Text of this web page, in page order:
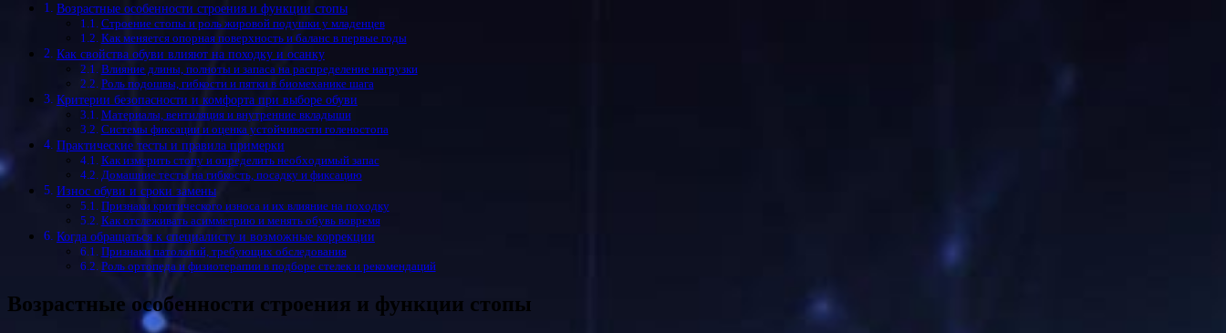
Возрастные особенности строения и функции стопы
Строение стопы и роль жировой подушки у младенцев
Как меняется опорная поверхность и баланс в первые годы
Как свойства обуви влияют на походку и осанку
Влияние длины, полноты и запаса на распределение нагрузки
Роль подошвы, гибкости и пятки в биомеханике шага
Критерии безопасности и комфорта при выборе обуви
Материалы, вентиляция и внутренние вкладыши
Системы фиксации и оценка устойчивости голеностопа
Практические тесты и правила примерки
Как измерить стопу и определить необходимый запас
Домашние тесты на гибкость, посадку и фиксацию
Износ обуви и сроки замены
Признаки критического износа и их влияние на походку
Как отслеживать асимметрию и менять обувь вовремя
Когда обращаться к специалисту и возможные коррекции
Признаки патологий, требующих обследования
Роль ортопеда и физиотерапии в подборе стелек и рекомендаций
Возрастные особенности строения и функции стопы